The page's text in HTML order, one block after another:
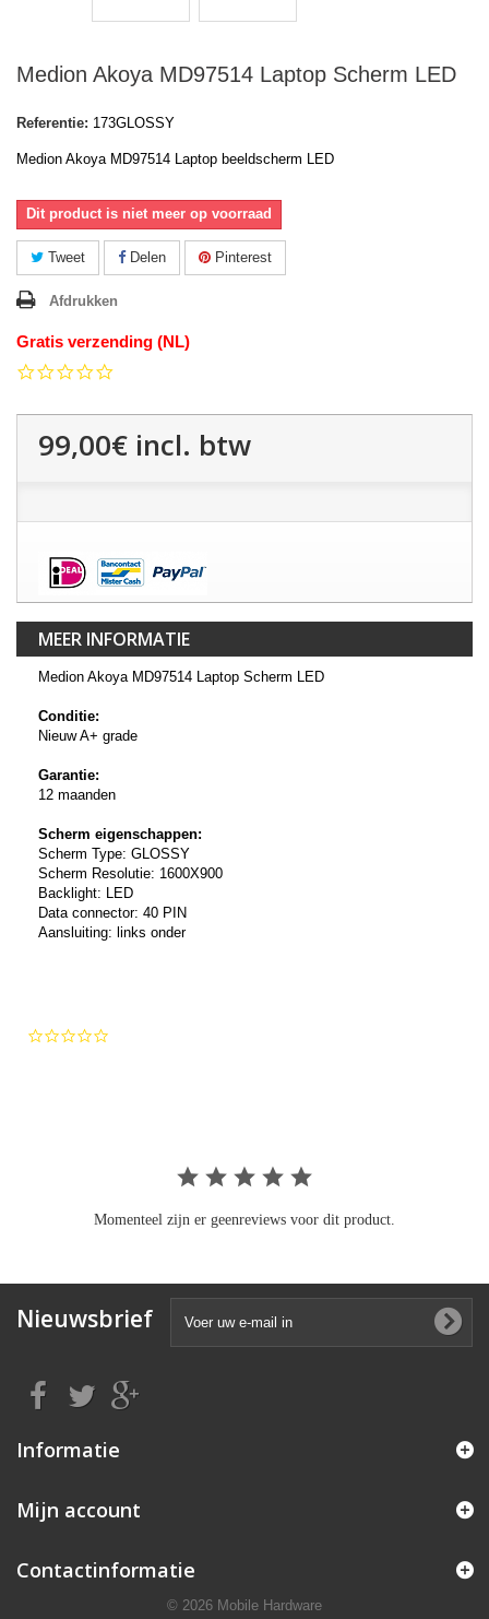
Medion Akoya MD97514 Laptop Scherm LED
Referentie: 173GLOSSY
Medion Akoya MD97514 Laptop beeldscherm LED
Dit product is niet meer op voorraad
Tweet Delen Pinterest
Afdrukken
Gratis verzending (NL)
99,00€ incl. btw
MEER INFORMATIE
Medion Akoya MD97514 Laptop Scherm LED
Conditie:
Nieuw A+ grade
Garantie:
12 maanden
Scherm eigenschappen:
Scherm Type: GLOSSY
Scherm Resolutie: 1600X900
Backlight: LED
Data connector: 40 PIN
Aansluiting: links onder
Momenteel zijn er geenreviews voor dit product.
Nieuwsbrief
Informatie
Mijn account
Contactinformatie
© 2026 Mobile Hardware